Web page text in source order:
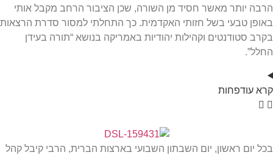
הרבה יותר מאשר חסיד מן השורה, שכן הציבור הרחב מקבל אותי
באופן טבעי בשל חזותי האקדמית. כך התחלתי למסור סדרת הרצאות
בקרב סטודנטים וקהילות יהודיות באמריקה בנושא “תורה בעידן
החלל”.
קרא עודפחות
בכל יום ראשון, יום השבתון השבועי בארצות הברית, הרבי קיבל קהל